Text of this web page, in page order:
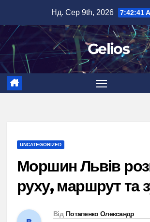
вмісту
Нд. Сер 9th, 2026 7:42:42
Gelios
UNCATEGORIZED
Моршин Львів
руху, маршрут та
Від Потапенко Олександр